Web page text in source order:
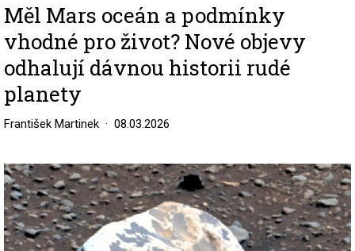
Měl Mars oceán a podmínky
vhodné pro život? Nové objevy
odhalují dávnou historii rudé
planety
František Martinek 08.03.2026
Image